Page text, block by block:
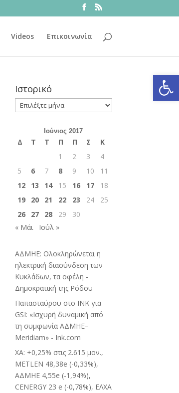
Videos Επικοινωνία
Ιστορικό
Ιστορικό
Ιούνιος 2017
Δ Τ Τ Π Π Σ
Κ
1
2 3
4
5
6 7 8 9 10
11
12
13 14 15 16 17
18
19
20 21 22 23 24
25
26
27 28 29
30
« Μάι
Ιούλ »
ΑΔΜΗΕ: Ολοκληρώνεται η
ηλεκτρική διασύνδεση των
Κυκλάδων, τα οφέλη -
Δημοκρατική της Ρόδου
Παπασταύρου στο INK για
GSI: «Ισχυρή δυναμική από
τη συμφωνία ΑΔΜΗΕ–
Meridiam» - Ink.com
ΧΑ: +0,25% στις 2.615 μον.,
METLEN 48,38e (-0,33%),
ΑΔΜΗΕ 4,55e (-1,94%),
CENERGY 23 e (-0,78%), ΕΛΧΑ